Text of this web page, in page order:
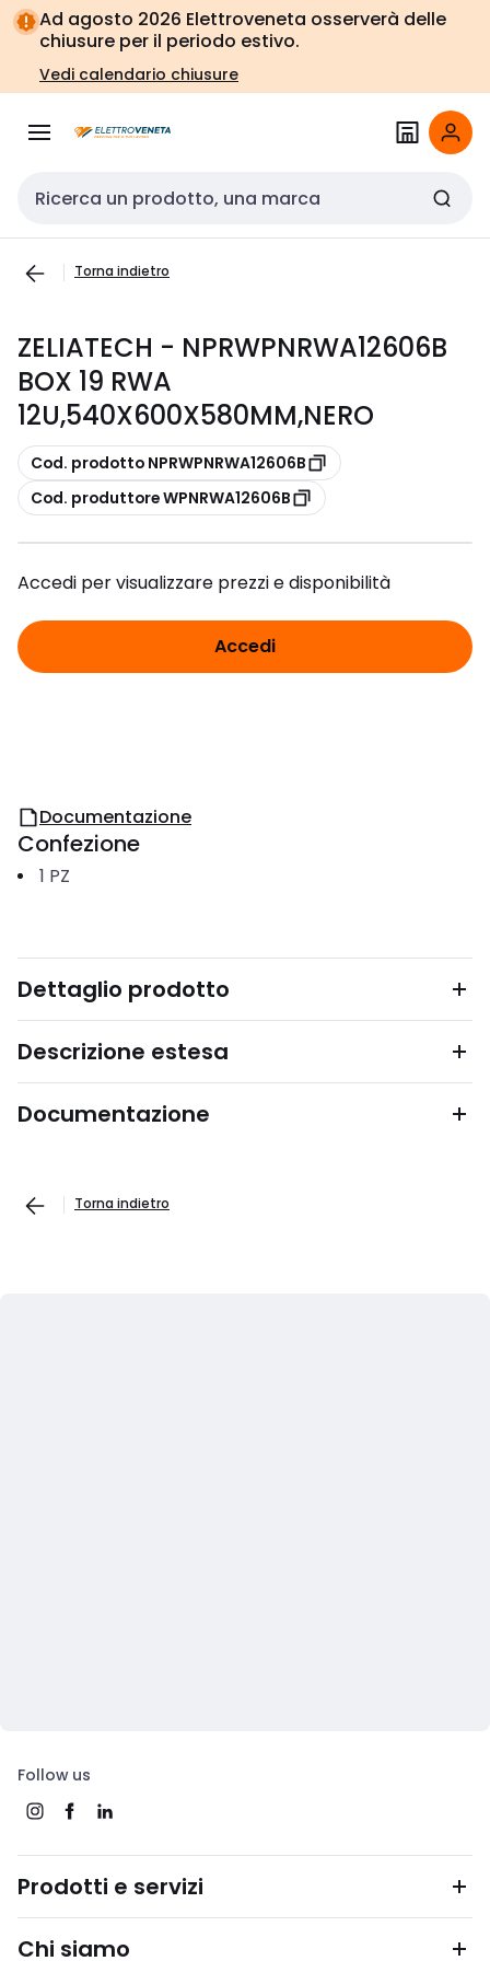
Vai alla
navigazione
Vai
alla
pagina
Ad agosto 2026 Elettroveneta osserverà delle
chiusure per il periodo estivo.
Vedi calendario chiusure
Cerca input
Torna indietro
ZELIATECH - NPRWPNRWA12606B
BOX 19 RWA
12U,540X600X580MM,NERO
copia
Cod. prodotto NPRWPNRWA12606B
copia
Cod. produttore WPNRWA12606B
Accedi per visualizzare prezzi e disponibilità
Accedi
Documentazione
Confezione
1 PZ
Dettaglio prodotto
Descrizione estesa
Documentazione
Torna indietro
Follow us
Prodotti e servizi
Chi siamo